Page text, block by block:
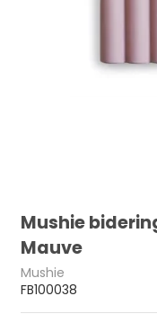
Mushie
Mauve
Mushie
FB100038